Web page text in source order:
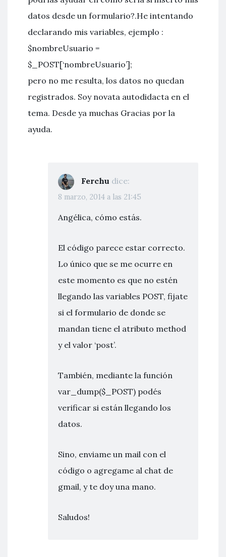
datos desde un formulario?.He intentando
declarando mis variables, ejemplo :
$nombreUsuario =
$_POST[‘nombreUsuario’];
pero no me resulta, los datos no quedan
registrados. Soy novata autodidacta en el
tema. Desde ya muchas Gracias por la
ayuda.
Ferchu dice:
8 marzo, 2014 a las 21:45
Angélica, cómo estás.
El código parece estar correcto.
Lo único que se me ocurre en
este momento es que no estén
llegando las variables POST, fijate
si el formulario de donde se
mandan tiene el atributo method
y el valor ‘post’.
También, mediante la función
var_dump($_POST) podés
verificar si están llegando los
datos.
Sino, enviame un mail con el
código o agregame al chat de
gmail, y te doy una mano.
Saludos!